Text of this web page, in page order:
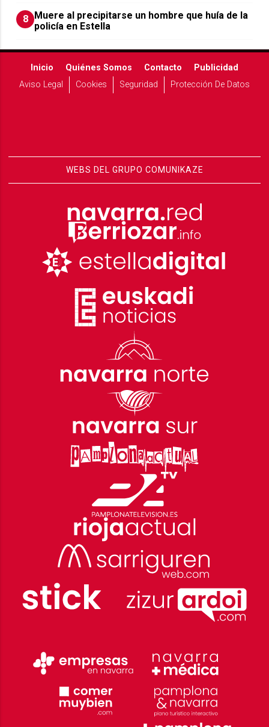
8
Muere al precipitarse un hombre que huía de la
policía en Estella
Inicio Quiénes Somos Contacto
Publicidad
Aviso Legal
Cookies Seguridad Protección De Datos
WEBS DEL GRUPO COMUNIKAZE